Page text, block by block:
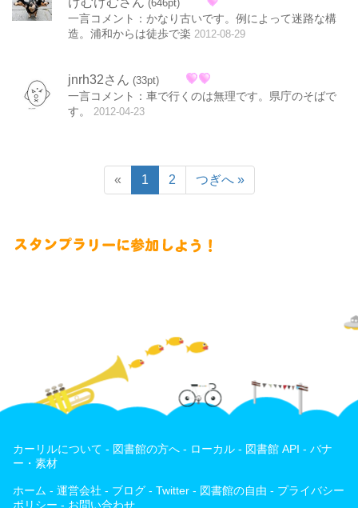
(646pt)
一言コメント：かなり古いです。例によって迷路な構
造。浦和からは徒歩で楽 2012-08-29
jnrh32さん (33pt)
一言コメント：車で行くのは無理です。県庁のそばで
す。
2012-04-23
« 1 2 つぎへ »
カーリルについて - 図書館の方へ - ローカル - 図書館 API - バナ
ー・素材
ホーム - 運営会社 - ブログ - Twitter - 図書館の自由 - プライバシー
ポリシー - お問い合わせ